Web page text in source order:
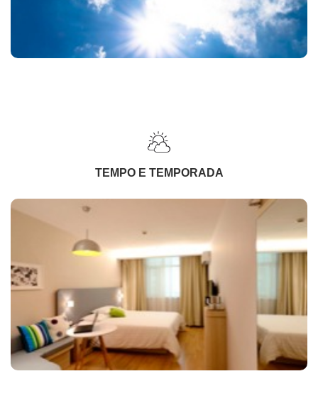
TEMPO E TEMPORADA